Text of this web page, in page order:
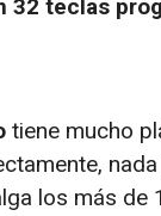
32 teclas
tiene mucho
los más de